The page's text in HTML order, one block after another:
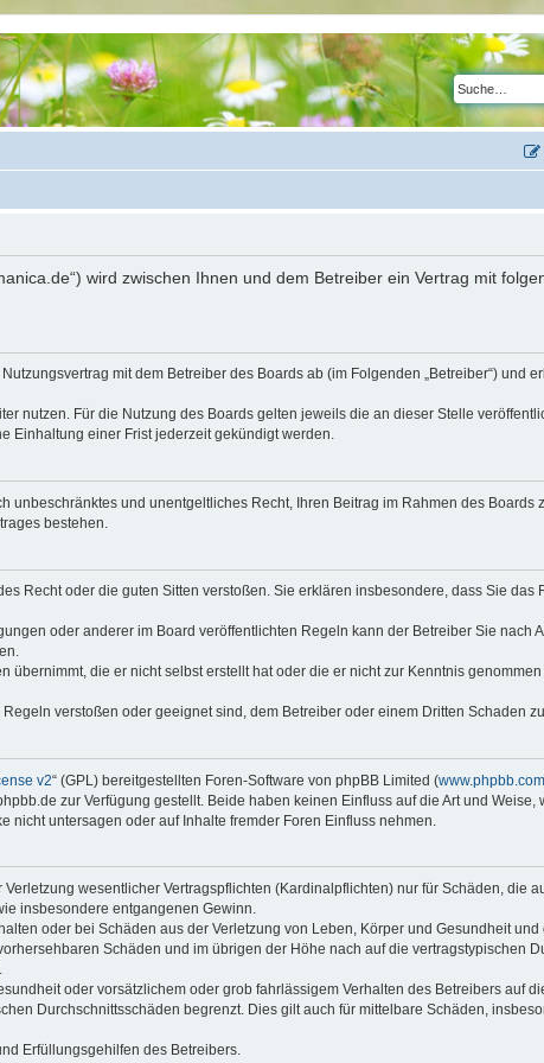
wird zwischen Ihnen und dem Betreiber ein Vertrag mit
mit dem Betreiber des Boards ab (im Folgenden „Betreiber“) und
nutzen. Für die Nutzung des Boards gelten jeweils die an dieser Stelle
Einhaltung einer Frist jederzeit gekündigt werden.
und unentgeltliches Recht, Ihren Beitrag im Rahmen des Boards
bestehen.
Recht oder die guten Sitten verstoßen. Sie erklären insbesondere, dass Sie das
oder anderer im Board veröffentlichten Regeln kann der Betreiber Sie nach
die er nicht selbst erstellt hat oder die er nicht zur Kenntnis
verstoßen oder geeignet sind, dem Betreiber oder einem Dritten Schaden
v2“ (GPL) bereitgestellten Foren-Software von phpBB Limited (www.phpbb.com
zur Verfügung gestellt. Beide haben keinen Einfluss auf die Art und Weise,
untersagen oder auf Inhalte fremder Foren Einfluss nehmen.
wesentlicher Vertragspflichten (Kardinalpflichten) nur für Schäden, die
insbesondere entgangenen Gewinn.
oder bei Schäden aus der Verletzung von Leben, Körper und Gesundheit und
Schäden und im übrigen der Höhe nach auf die vertragstypischen
oder vorsätzlichem oder grob fahrlässigem Verhalten des Betreibers auf
Durchschnittsschäden begrenzt. Dies gilt auch für mittelbare Schäden,
Erfüllungsgehilfen des Betreibers.